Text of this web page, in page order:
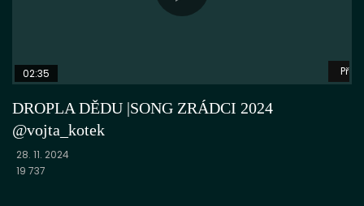
02:35
DROPLA DĚDU |SONG ZRÁDCI 2024
@vojta_kotek
28. 11. 2024
19 737